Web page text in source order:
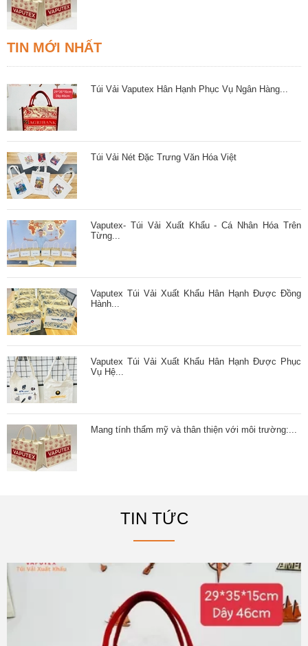
TIN MỚI NHẤT
Túi Vải Vaputex Hân Hạnh Phục Vụ Ngân Hàng...
Túi Vải Nét Đặc Trưng Văn Hóa Việt
Vaputex- Túi Vải Xuất Khẩu - Cá Nhân Hóa Trên
Từng...
Vaputex Túi Vải Xuất Khẩu Hân Hạnh Được Đồng
Hành...
Vaputex Túi Vải Xuất Khẩu Hân Hạnh Được Phục
Vụ Hệ...
Mang tính thẩm mỹ và thân thiện với môi trường:...
TIN TỨC